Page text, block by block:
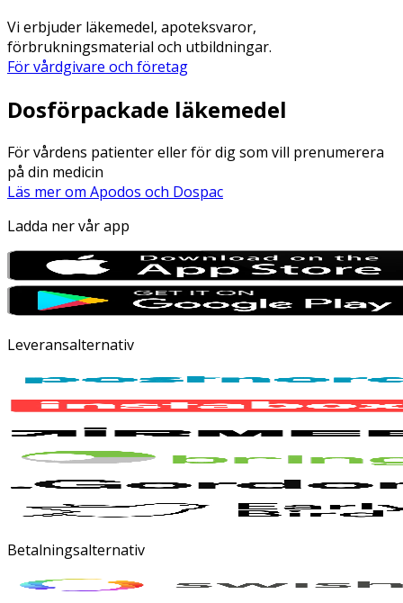
Vi erbjuder läkemedel, apoteksvaror,
förbrukningsmaterial och utbildningar.
För vårdgivare och företag
Dosförpackade läkemedel
För vårdens patienter eller för dig som vill prenumerera
på din medicin
Läs mer om Apodos och Dospac
Ladda ner vår app
Leveransalternativ
Betalningsalternativ